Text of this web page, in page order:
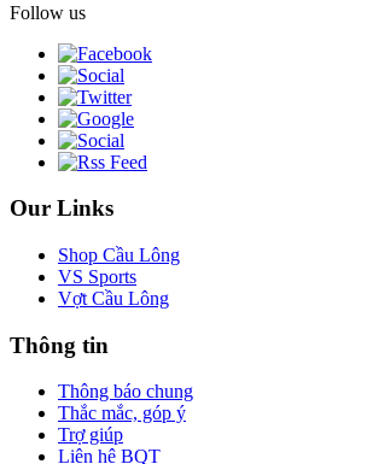
Follow us
Our Links
Shop Cầu Lông
VS Sports
Vợt Cầu Lông
Thông tin
Thông báo chung
Thắc mắc, góp ý
Trợ giúp
Liên hệ BQT